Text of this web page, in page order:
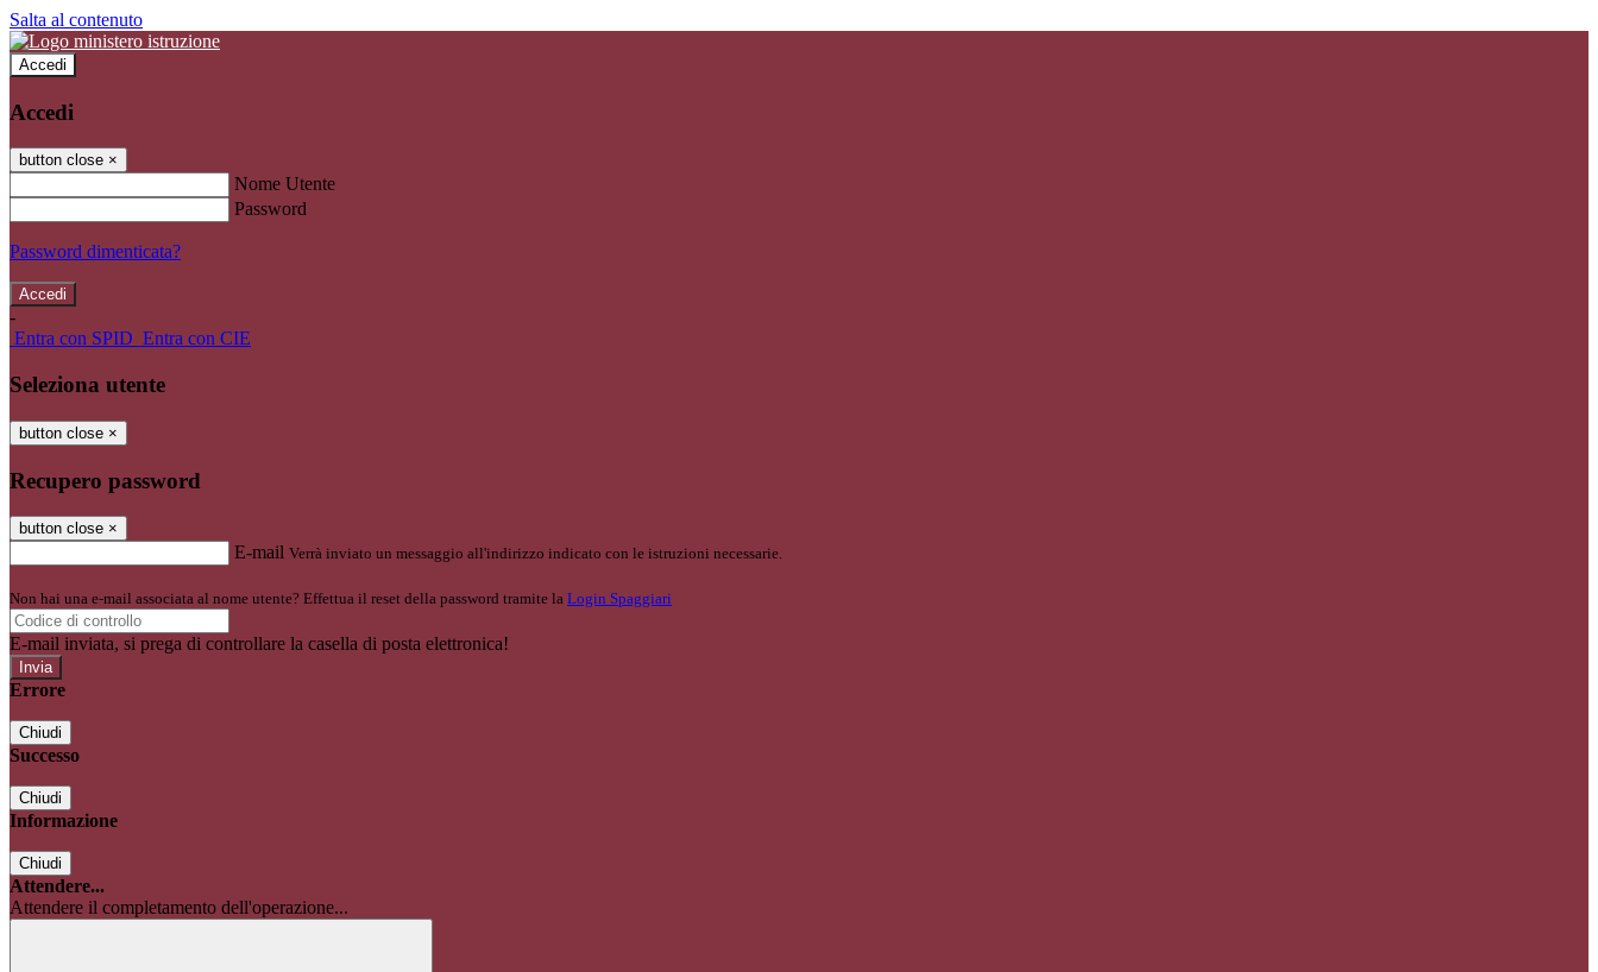
Salta al contenuto
Accedi
Accedi
button close ×
Nome Utente
Password
Password dimenticata?
-
Entra con SPID Entra con CIE
Seleziona utente
button close ×
Recupero password
button close ×
E-mail Verrà inviato un messaggio all'indirizzo indicato con le istruzioni necessarie.
Non hai una e-mail associata al nome utente? Effettua il reset della password tramite la Login Spaggiari
E-mail inviata, si prega di controllare la casella di posta elettronica!
Errore
Chiudi
Successo
Chiudi
Informazione
Chiudi
Attendere...
Attendere il completamento dell'operazione...